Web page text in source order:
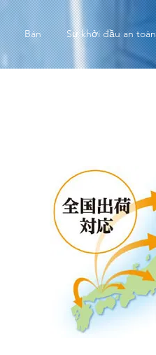
Bán Sự khởi đầu an toàn